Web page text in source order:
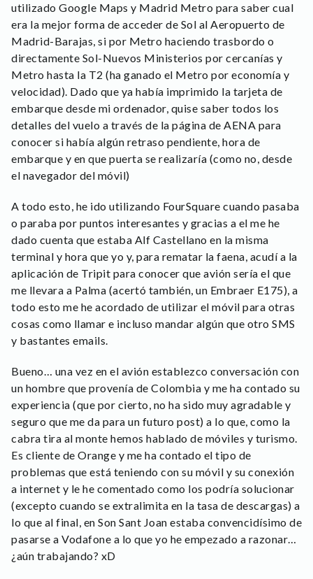
utilizado Google Maps y Madrid Metro para saber cual
era la mejor forma de acceder de Sol al Aeropuerto de
Madrid-Barajas, si por Metro haciendo trasbordo o
directamente Sol-Nuevos Ministerios por cercanías y
Metro hasta la T2 (ha ganado el Metro por economía y
velocidad). Dado que ya había imprimido la tarjeta de
embarque desde mi ordenador, quise saber todos los
detalles del vuelo a través de la página de AENA para
conocer si había algún retraso pendiente, hora de
embarque y en que puerta se realizaría (como no, desde
el navegador del móvil)
A todo esto, he ido utilizando FourSquare cuando pasaba
o paraba por puntos interesantes y gracias a el me he
dado cuenta que estaba Alf Castellano en la misma
terminal y hora que yo y, para rematar la faena, acudí a la
aplicación de Tripit para conocer que avión sería el que
me llevara a Palma (acertó también, un Embraer E175), a
todo esto me he acordado de utilizar el móvil para otras
cosas como llamar e incluso mandar algún que otro SMS
y bastantes emails.
Bueno… una vez en el avión establezco conversación con
un hombre que provenía de Colombia y me ha contado su
experiencia (que por cierto, no ha sido muy agradable y
seguro que me da para un futuro post) a lo que, como la
cabra tira al monte hemos hablado de móviles y turismo.
Es cliente de Orange y me ha contado el tipo de
problemas que está teniendo con su móvil y su conexión
a internet y le he comentado como los podría solucionar
(excepto cuando se extralimita en la tasa de descargas) a
lo que al final, en Son Sant Joan estaba convencidísimo de
pasarse a Vodafone a lo que yo he empezado a razonar…
¿aún trabajando? xD